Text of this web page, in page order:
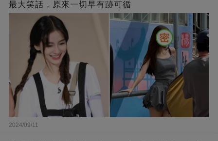
最大笑話，原來一切早有跡可循
2024/09/11